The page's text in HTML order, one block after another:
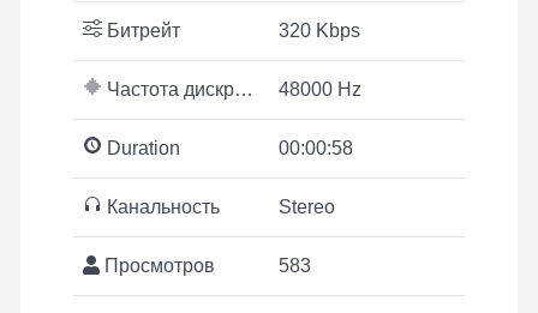
Битрейт 320 Kbps
Частота дискретизации 48000 Hz
Duration 00:00:58
Канальность Stereo
Просмотров 583